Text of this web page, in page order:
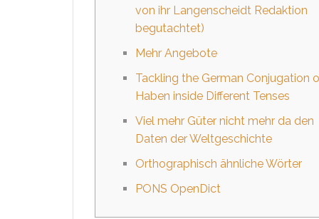
von ihr Langenscheidt Redaktion
begutachtet)
Mehr Angebote
Tackling the German Conjugation
Haben inside Different Tenses
Viel mehr Güter nicht mehr da den
Daten der Weltgeschichte
Orthographisch ähnliche Wörter
PONS OpenDict